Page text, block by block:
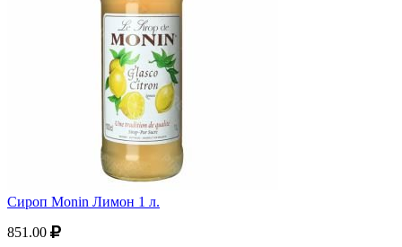
Сироп Monin Лимон 1 л.
851.00